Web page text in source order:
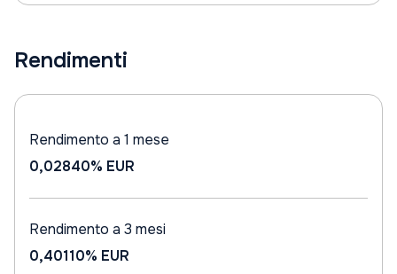
Rendimenti
Rendimento a 1 mese
0,02840% EUR
Rendimento a 3 mesi
0,40110% EUR